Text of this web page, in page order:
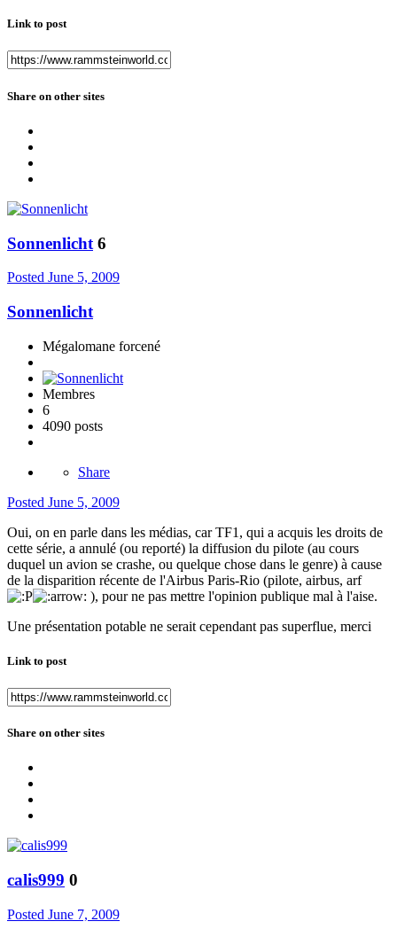
Link to post
Share on other sites
Sonnenlicht 6
Posted June 5, 2009
Sonnenlicht
Mégalomane forcené
Membres
6
4090 posts
Share
Posted June 5, 2009
Oui, on en parle dans les médias, car TF1, qui a acquis les droits de
cette série, a annulé (ou reporté) la diffusion du pilote (au cours
duquel un avion se crashe, ou quelque chose dans le genre) à cause
de la disparition récente de l'Airbus Paris-Rio (pilote, airbus, arf
), pour ne pas mettre l'opinion publique mal à l'aise.
Une présentation potable ne serait cependant pas superflue, merci
Link to post
Share on other sites
calis999 0
Posted June 7, 2009